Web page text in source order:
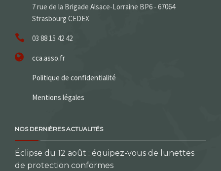
7 rue de la Brigade Alsace-Lorraine BP6 - 67064
Strasbourg CEDEX
03 88 15 42 42
cca.asso.fr
Politique de confidentialité
Mentions légales
NOS DERNIÈRES ACTUALITÉS
Éclipse du 12 août : équipez-vous de lunettes
de protection conformes